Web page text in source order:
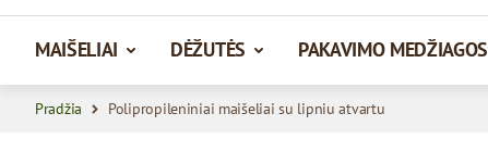
MAIŠELIAI DĖŽUTĖS PAKAVIMO MEDŽIAGOS
Pradžia Polipropileniniai maišeliai su lipniu atvartu